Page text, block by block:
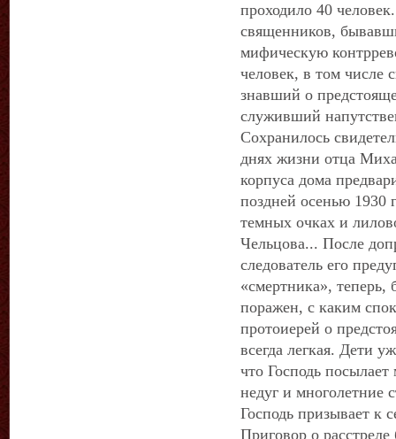
проходило 40
священников,
мифическую
человек, в том
знавший о
служивший
Сохранилось
днях жизни отца
корпуса дома
поздней осенью 1930
темных очках и
Чельцова... После
следователь его
«смертника», теперь,
поражен, с каким
протоиерей о
всегда легкая. Дети
что Господь
недуг и многолетние
Господь призывает к
Приговор о